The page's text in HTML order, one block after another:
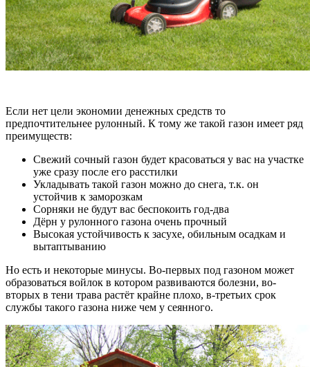
Если нет цели экономии денежных средств то
предпочтительнее рулонный. К тому же такой газон имеет ряд
преимуществ:
Свежий сочный газон будет красоваться у вас на участке
уже сразу после его расстилки
Укладывать такой газон можно до снега, т.к. он
устойчив к заморозкам
Сорняки не будут вас беспокоить год-два
Дёрн у рулонного газона очень прочный
Высокая устойчивость к засухе, обильным осадкам и
вытаптыванию
Но есть и некоторые минусы. Во-первых под газоном может
образоваться войлок в котором развиваются болезни, во-
вторых в тени трава растёт крайне плохо, в-третьих срок
службы такого газона ниже чем у сеянного.